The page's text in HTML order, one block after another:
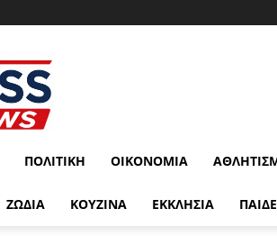
ΠΟΛΙΤΙΚΉ ΟΙΚΟΝΟΜΊΑ
ΖΩΔΙΑ ΚΟΥΖΙΝΑ ΕΚΚΛΗΣΙΑ